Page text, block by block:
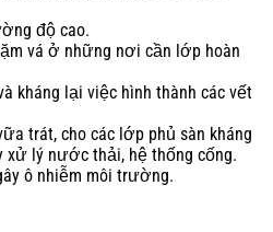
độ cao.
vá ở những nơi cần lớp hoàn
kháng lại việc hình thành các vết
trát, cho các lớp phủ sàn kháng
xử lý nước thải, hệ thống cống.
ô nhiễm môi trường.